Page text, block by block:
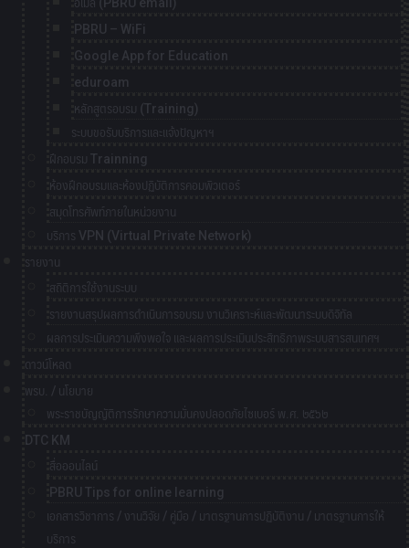
อีเมล์ (PBRU email)
PBRU – WiFi
Google App for Education
eduroam
หลักสูตรอบรม (Training)
ระบบขอรับบริการและแจ้งปัญหาฯ
ฝึกอบรม Trainning
ห้องฝึกอบรมและห้องปฏิบัติการคอมพิวเตอร์
สมุดโทรศัพท์ภายในหน่วยงาน
บริการ VPN (Virtual Private Network)
รายงาน
สถิติการใช้งานระบบ
รายงานสรุปผลการดำเนินการอบรม งานวิเคราะห์และพัฒนาระบบดิจิทัล
ผลการประเมินความพึงพอใจ และผลการประเมินประสิทธิภาพระบบสารสนเทศฯ
ดาวน์โหลด
พรบ. / นโยบาย
พระราชบัญญัติการรักษาความมั่นคงปลอดภัยไซเบอร์ พ.ศ. ๒๕๖๒
DTC KM
สื่อออนไลน์
PBRU Tips for online learning
เอกสารวิชาการ / งานวิจัย / คู่มือ / มาตรฐานการปฏิบัติงาน / มาตรฐานการให้
บริการ